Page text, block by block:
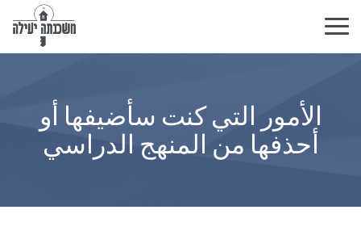
تبديل
التنقل
الأمور التي كنت سأضيفها أو
أحذفها من المنهج الدراسي